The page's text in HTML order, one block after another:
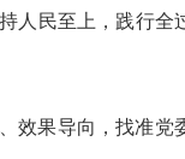
人民至上，践行
效果导向，找准